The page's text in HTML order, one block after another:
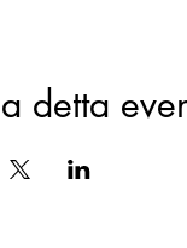
detta